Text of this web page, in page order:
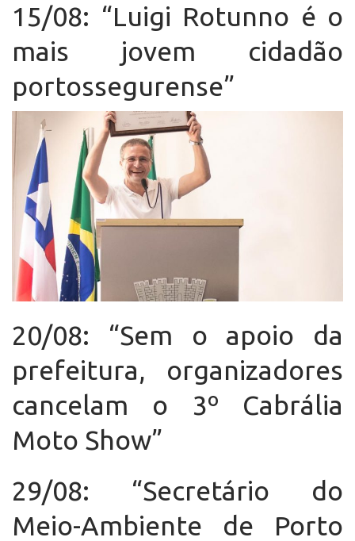
15/08: “Luigi Rotunno é o
mais jovem cidadão
portossegurense”
20/08: “Sem o apoio da
prefeitura, organizadores
cancelam o 3º Cabrália
Moto Show”
29/08: “Secretário do
Meio-Ambiente de Porto